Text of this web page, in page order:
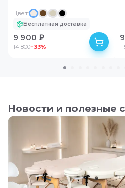
бесплатно!
По Москве при
заказе от
Подробнее
% РАССРОЧКА
Покупайте
Рассрочка на срок от 3 до 12
Подробнее
Цвет:
Бесплатная доставка
9 900 ₽
14 800−33%
Новости и полезные